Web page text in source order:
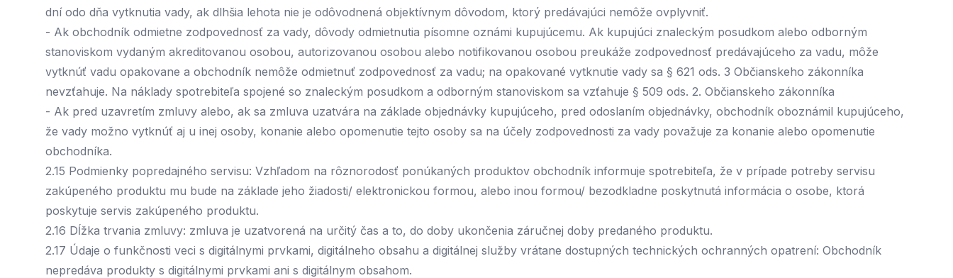
dní odo dňa vytknutia vady, ak dlhšia lehota nie je odôvodnená objektívnym dôvodom, ktorý predávajúci nemôže ovplyvniť.
- Ak obchodník odmietne zodpovednosť za vady, dôvody odmietnutia písomne oznámi kupujúcemu. Ak kupujúci znaleckým posudkom alebo odborným
stanoviskom vydaným akreditovanou osobou, autorizovanou osobou alebo notifikovanou osobou preukáže zodpovednosť predávajúceho za vadu, môže
vytknúť vadu opakovane a obchodník nemôže odmietnuť zodpovednosť za vadu; na opakované vytknutie vady sa § 621 ods. 3 Občianskeho zákonníka
nevzťahuje. Na náklady spotrebiteľa spojené so znaleckým posudkom a odborným stanoviskom sa vzťahuje § 509 ods. 2. Občianskeho zákonníka
- Ak pred uzavretím zmluvy alebo, ak sa zmluva uzatvára na základe objednávky kupujúceho, pred odoslaním objednávky, obchodník oboznámil kupujúceho,
že vady možno vytknúť aj u inej osoby, konanie alebo opomenutie tejto osoby sa na účely zodpovednosti za vady považuje za konanie alebo opomenutie
obchodníka.
2.15 Podmienky popredajného servisu: Vzhľadom na rôznorodosť ponúkaných produktov obchodník informuje spotrebiteľa, že v prípade potreby servisu
zakúpeného produktu mu bude na základe jeho žiadosti/ elektronickou formou, alebo inou formou/ bezodkladne poskytnutá informácia o osobe, ktorá
poskytuje servis zakúpeného produktu.
2.16 Dĺžka trvania zmluvy: zmluva je uzatvorená na určitý čas a to, do doby ukončenia záručnej doby predaného produktu.
2.17 Údaje o funkčnosti veci s digitálnymi prvkami, digitálneho obsahu a digitálnej služby vrátane dostupných technických ochranných opatrení: Obchodník
nepredáva produkty s digitálnymi prvkami ani s digitálnym obsahom.